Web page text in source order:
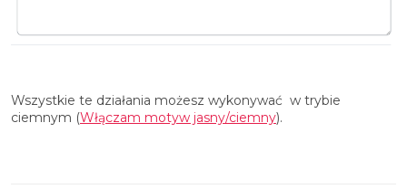
Wszystkie te działania możesz wykonywać w trybie
ciemnym (Włączam motyw jasny/ciemny).